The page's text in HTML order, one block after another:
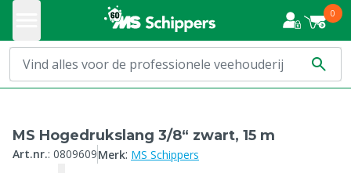
0
MS Hogedrukslang 3/8“ zwart, 15 m
Art.nr.: 0809609Merk: MS Schippers